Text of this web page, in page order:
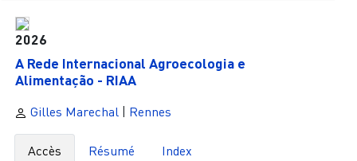
2026
A Rede Internacional Agroecologia e
Alimentação - RIAA
Gilles Marechal | Rennes
Accès Résumé Index